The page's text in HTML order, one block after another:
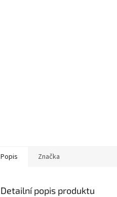
Popis Značka
Detailní popis produktu